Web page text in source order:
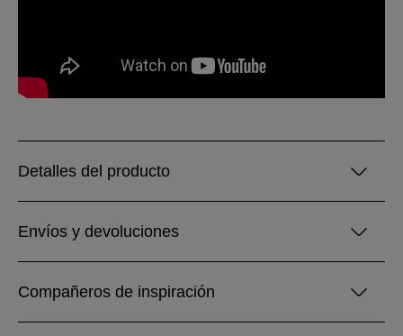
Detalles del producto
Envíos y devoluciones
Compañeros de inspiración